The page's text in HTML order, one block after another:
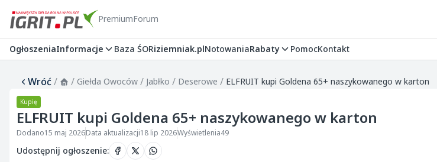
PremiumForum
OgłoszeniaInformacje Baza ŚORiziemniak.plNotowaniaRabaty PomocKontakt
Wróć/ / Giełda Owoców / Jabłko / Deserowe / ELFRUIT kupi Goldena 65+ naszykowanego w karton
Kupię
ELFRUIT kupi Goldena 65+ naszykowanego w karton
Dodano15 maj 2026Data aktualizacji18 lip 2026Wyświetlenia49
Udostępnij ogłoszenie: